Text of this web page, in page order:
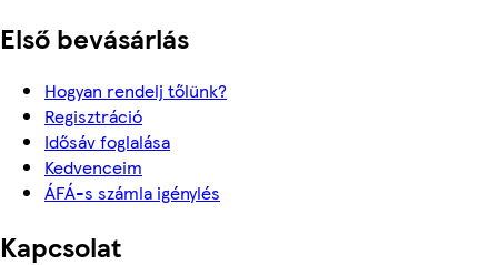
Első bevásárlás
Hogyan rendelj tőlünk?
Regisztráció
Idősáv foglalása
Kedvenceim
ÁFÁ-s számla igénylés
Kapcsolat